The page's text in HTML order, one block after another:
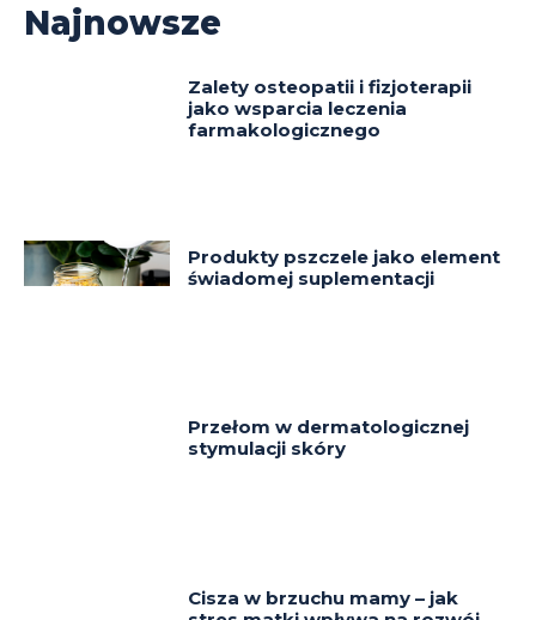
Najnowsze
Zalety osteopatii i fizjoterapii
jako wsparcia leczenia
farmakologicznego
Produkty pszczele jako element
świadomej suplementacji
Przełom w dermatologicznej
stymulacji skóry
Cisza w brzuchu mamy – jak